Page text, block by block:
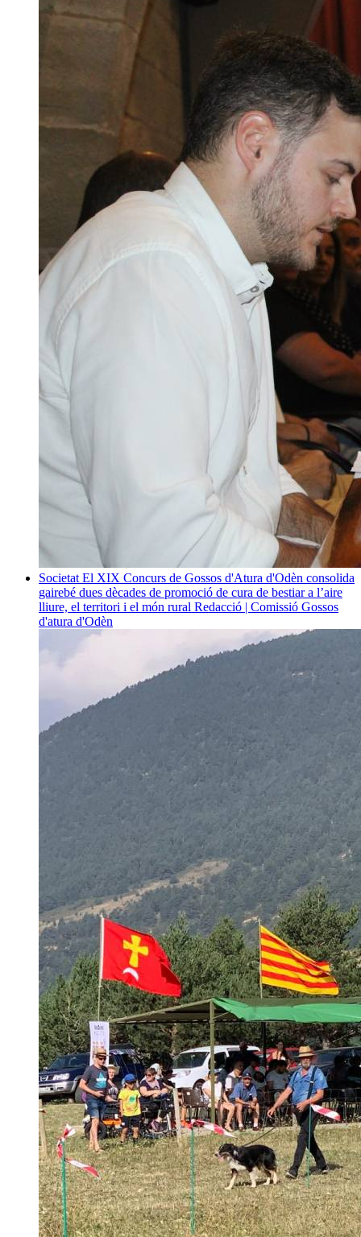
Societat El XIX Concurs de Gossos d'Atura d'Odèn consolida
gairebé dues dècades de promoció de cura de bestiar a l’aire
lliure, el territori i el món rural Redacció | Comissió Gossos
d'atura d'Odèn